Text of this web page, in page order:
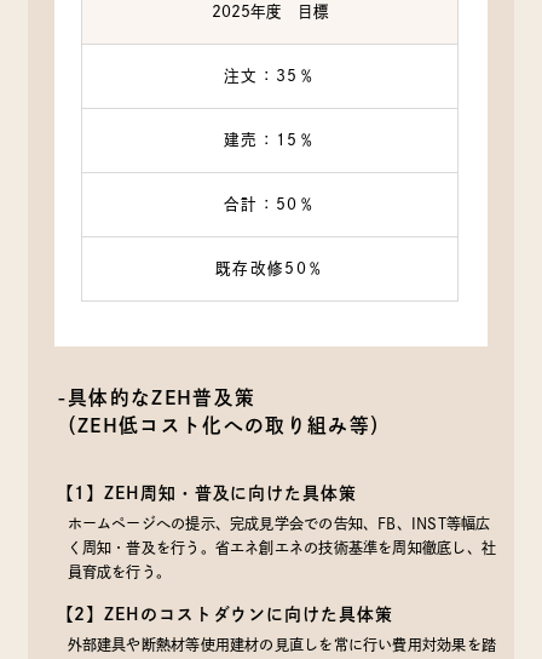
2025年度 目標
注文：35％
建売：15％
合計：50％
既存改修50％
-具体的なZEH普及策
（ZEH低コスト化への取り組み等）
【1】ZEH周知・普及に向けた具体策
ホームページへの提示、完成見学会での告知、FB、INST等幅広
く周知・普及を行う。省エネ創エネの技術基準を周知徹底し、社
員育成を行う。
【2】ZEHのコストダウンに向けた具体策
外部建具や断熱材等使用建材の見直しを常に行い費用対効果を踏